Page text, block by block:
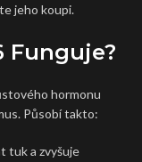
jeho koupi.
Funguje?
hormonu
Působí takto:
tuk a zvyšuje